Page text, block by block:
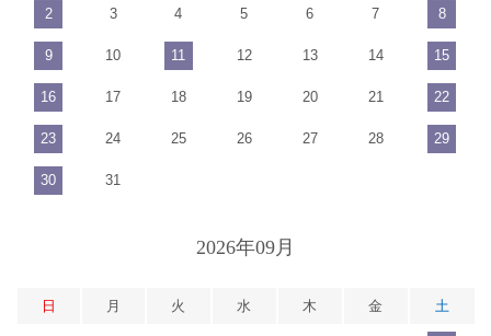
2 3 4 5 6 7 8
9 10 11 12 13 14 15
16 17 18 19 20 21 22
23 24 25 26 27 28 29
30 31
2026年09月
日 月 火 水 木 金 土